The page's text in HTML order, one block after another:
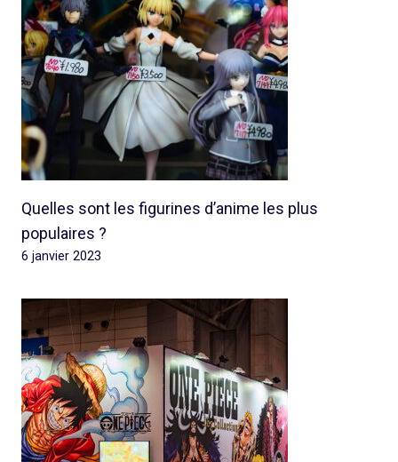
Quelles sont les figurines d’anime les plus
populaires ?
6 janvier 2023